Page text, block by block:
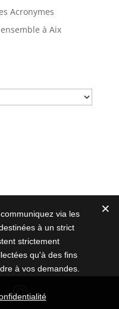
Acronymes
à Aix
via les
à un strict
strictement
qu'à des fins
à vos demandes.